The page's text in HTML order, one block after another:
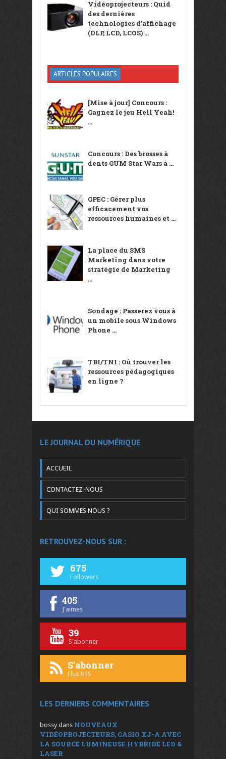
Vidéoprojecteurs : Quid
des dernières
technologies d’affichage
(DLP, LCD, LCOS) ...
ARTICLES POPULAIRES
[Mise à jour] Concours :
Gagnez le jeu Hell Yeah!
...
Concours : Des brosses à
dents GUM Star Wars à ...
GPEC : Gérer plus
efficacement vos
ressources humaines et ...
La place du SMS
Marketing dans votre
stratégie de Marketing
...
Sondage : Passerez vous à
un mobile sous Windows
Phone ...
TBI/TNI : Où trouver les
ressources pédagogiques
en ligne ?
LE JOURNAL DU NUMÉRIQUE
ACCUEIL
CONTACTEZ-NOUS
QUI SOMMES NOUS ?
RETROUVEZ-NOUS SUR :
675
Followers
405
J'aimes
39
S'abonner
S'abonner
Flux RSS
LES DERNIERS COMMENTAIRES
bossy dans NOUVEAUX
VIDÉOPROJECTEURS, CASIO XJ-A AVEC
LA SOURCE LUMINEUSE HYBRIDE LED &
LASER